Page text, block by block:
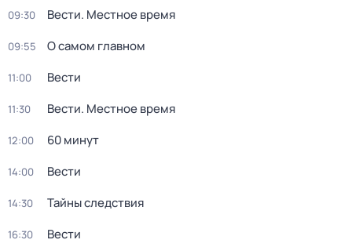
09:30 Вести. Местное время
09:55 О самом главном
11:00 Вести
11:30 Вести. Местное время
12:00 60 минут
14:00 Вести
14:30 Тайны следствия
16:30 Вести